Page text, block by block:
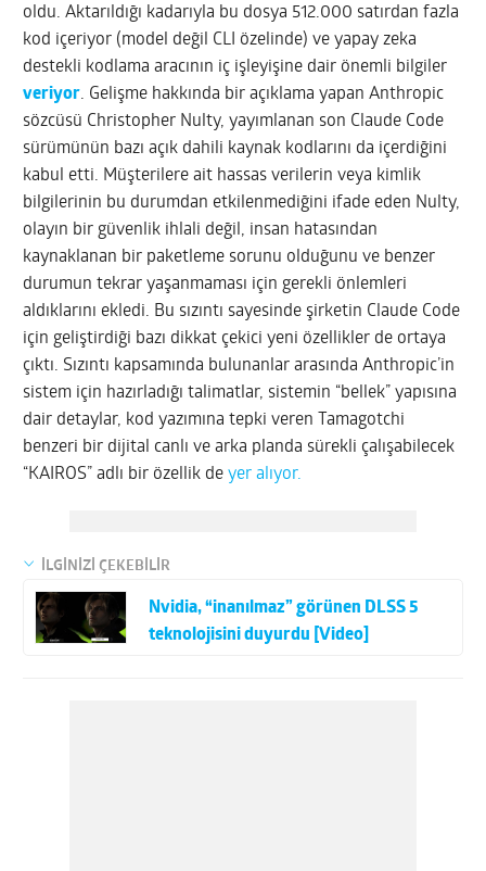
oldu. Aktarıldığı kadarıyla bu dosya 512.000 satırdan fazla
kod içeriyor (model değil CLI özelinde) ve yapay zeka
destekli kodlama aracının iç işleyişine dair önemli bilgiler
veriyor. Gelişme hakkında bir açıklama yapan Anthropic
sözcüsü Christopher Nulty, yayımlanan son Claude Code
sürümünün bazı açık dahili kaynak kodlarını da içerdiğini
kabul etti. Müşterilere ait hassas verilerin veya kimlik
bilgilerinin bu durumdan etkilenmediğini ifade eden Nulty,
olayın bir güvenlik ihlali değil, insan hatasından
kaynaklanan bir paketleme sorunu olduğunu ve benzer
durumun tekrar yaşanmaması için gerekli önlemleri
aldıklarını ekledi. Bu sızıntı sayesinde şirketin Claude Code
için geliştirdiği bazı dikkat çekici yeni özellikler de ortaya
çıktı. Sızıntı kapsamında bulunanlar arasında Anthropic’in
sistem için hazırladığı talimatlar, sistemin “bellek” yapısına
dair detaylar, kod yazımına tepki veren Tamagotchi
benzeri bir dijital canlı ve arka planda sürekli çalışabilecek
“KAIROS” adlı bir özellik deyer alıyor.
İLGİNİZİ ÇEKEBİLİR
Nvidia, “inanılmaz” görünen DLSS 5
teknolojisini duyurdu [Video]